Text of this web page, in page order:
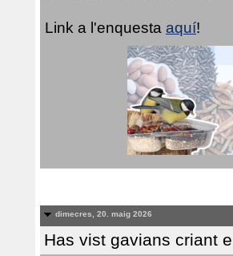
Link a l'enquesta aquí!
dimecres, 20. maig 2026
Has vist gavians criant